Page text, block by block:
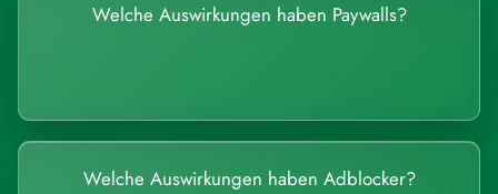
Welche Auswirkungen haben Paywalls?
Welche Auswirkungen haben Adblocker?